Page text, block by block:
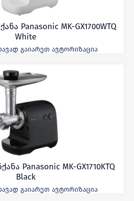
Panasonic MK-GX1700WTQ
White
გაიარეთ ავტორიზაცია
Panasonic MK-GX1710KTQ
Black
გაიარეთ ავტორიზაცია